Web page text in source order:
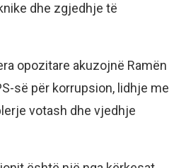
dhe zgjedhje të
opozitare akuzojnë Ramën
së për korrupsion, lidhje me
votash dhe vjedhje